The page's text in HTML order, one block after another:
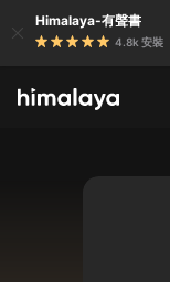
Himalaya-有聲書
4.8k 安裝